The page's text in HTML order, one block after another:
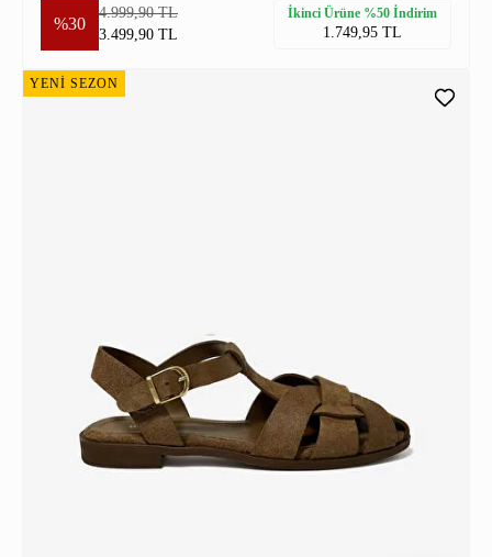
%30
4.999,90 TL
3.499,90 TL
İkinci Ürüne %50 İndirim
1.749,95 TL
YENİ SEZON